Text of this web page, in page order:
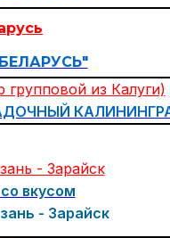
групповой из Калуги)
- Зарайск
вкусом
- Зарайск